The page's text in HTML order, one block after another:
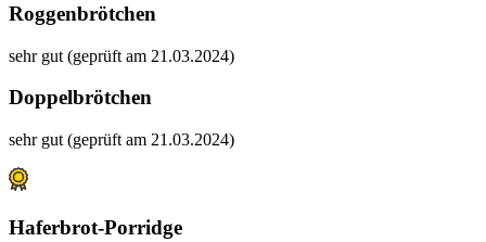
Roggenbrötchen
sehr gut (geprüft am 21.03.2024)
Doppelbrötchen
sehr gut (geprüft am 21.03.2024)
Haferbrot-Porridge